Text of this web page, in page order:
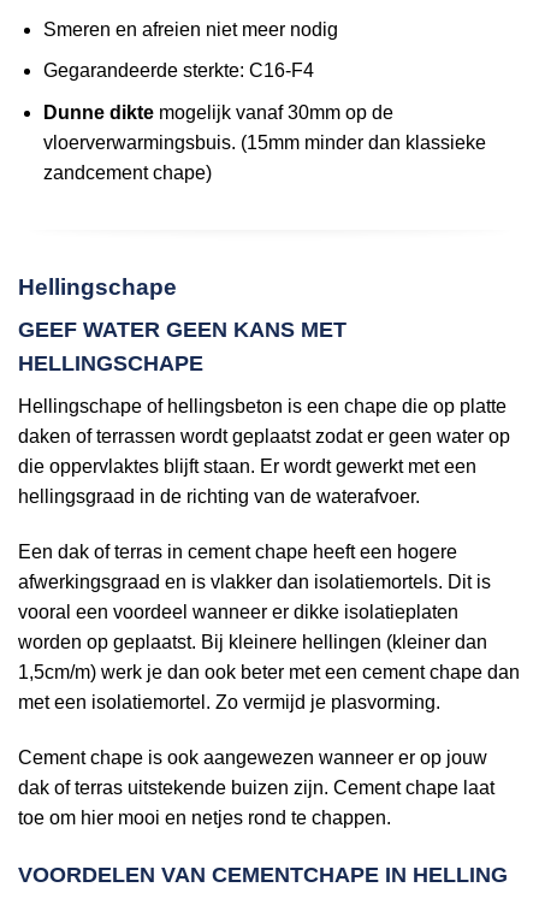
Smeren en afreien niet meer nodig
Gegarandeerde sterkte: C16-F4
Dunne diktemogelijk vanaf 30mm op de
vloerverwarmingsbuis. (15mm minder dan klassieke
zandcement chape)
Hellingschape
GEEF WATER GEEN KANS MET
HELLINGSCHAPE
Hellingschape of hellingsbeton is een chape die op platte
daken of terrassen wordt geplaatst zodat er geen water op
die oppervlaktes blijft staan. Er wordt gewerkt met een
hellingsgraad in de richting van de waterafvoer.
Een dak of terras in cement chape heeft een hogere
afwerkingsgraad en is vlakker dan isolatiemortels. Dit is
vooral een voordeel wanneer er dikke isolatieplaten
worden op geplaatst. Bij kleinere hellingen (kleiner dan
1,5cm/m) werk je dan ook beter met een cement chape dan
met een isolatiemortel. Zo vermijd je plasvorming.
Cement chape is ook aangewezen wanneer er op jouw
dak of terras uitstekende buizen zijn. Cement chape laat
toe om hier mooi en netjes rond te chappen.
VOORDELEN VAN CEMENTCHAPE IN HELLING